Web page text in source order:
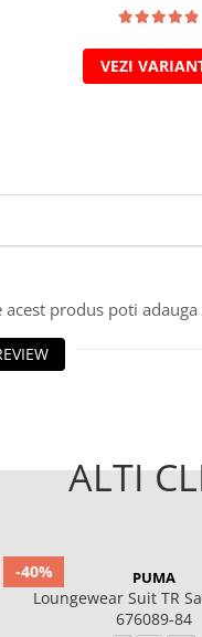
VEZI
produs poti
ALTI
-40% PUMA
Loungewear Suit TR
676089-84